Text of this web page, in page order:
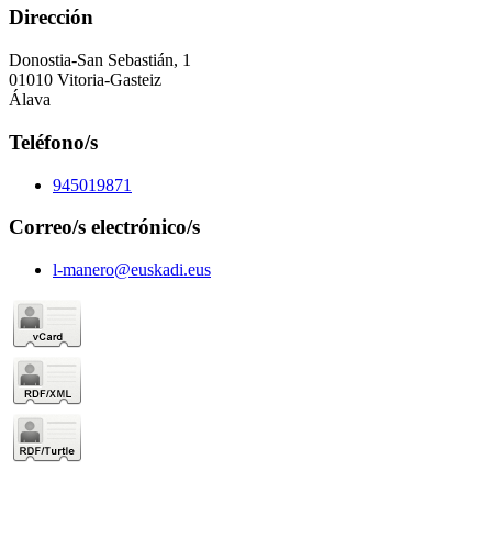
Dirección
Donostia-San Sebastián, 1
01010 Vitoria-Gasteiz
Álava
Teléfono/s
945019871
Correo/s electrónico/s
l-manero@euskadi.eus